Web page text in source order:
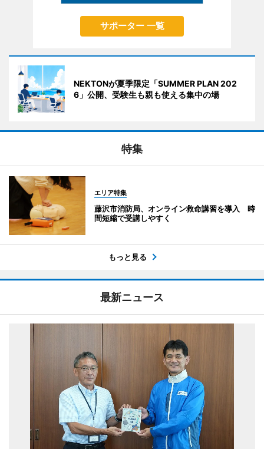
サポーター 一覧
NEKTONが夏季限定「SUMMER PLAN 202
6」公開、受験生も親も使える集中の場
特集
エリア特集
藤沢市消防局、オンライン救命講習を導入 時
間短縮で受講しやすく
もっと見る
最新ニュース